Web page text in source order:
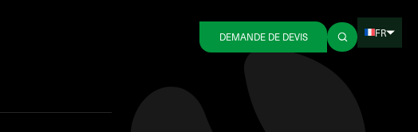
DEMANDE DE DEVIS FR